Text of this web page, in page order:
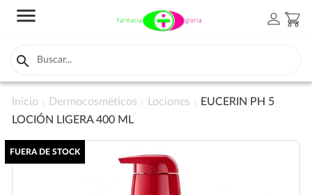
menu person shopping_cart

Inicio Dermocosméticos Lociones
EUCERIN PH 5
LOCIÓN LIGERA 400 ML
FUERA DE STOCK